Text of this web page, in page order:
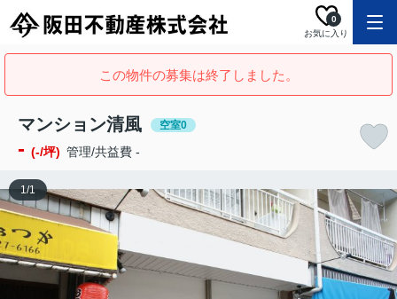
お気に入り
0
この物件の募集は終了しました。
マンション清風 空室0
- (-/坪) 管理/共益費 -
1/1